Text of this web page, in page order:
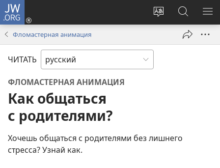
JW.ORG
Изменить
Войти
(открывается
окне)
Поиск
по
jw.org
Фломастерная анимация
ЧИТАТЬ
ФЛОМАСТЕРНАЯ АНИМАЦИЯ
Как общаться
с родителями?
Хочешь общаться с родителями без лишнего
стресса? Узнай как.